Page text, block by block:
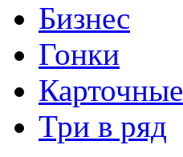
Бизнес
Гонки
Карточные
Три в ряд